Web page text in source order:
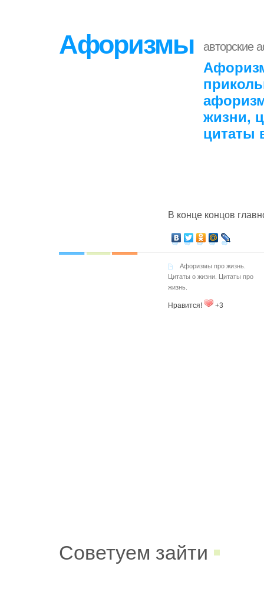
Афоризмы авторские
жизни,
цитаты
В конце концов
Афоризмы про жизнь.
Цитаты о жизни. Цитаты про
жизнь.
Нравится! +3
Советуем зайти